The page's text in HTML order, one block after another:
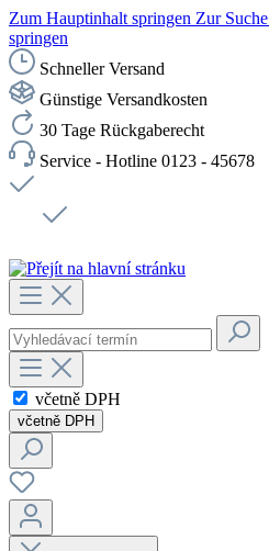
Zum Hauptinhalt springen Zur
springen
Schneller Versand
Günstige Versandkosten
30 Tage Rückgaberecht
Service - Hotline 0123 - 45678
včetně DPH
včetně DPH